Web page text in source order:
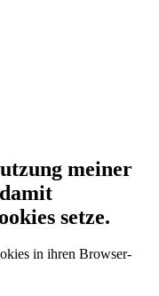
meiner
setze.
in ihren Browser-